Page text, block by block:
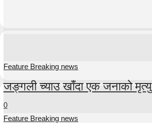
Feature Breaking news
जङ्गली च्याउ खाँदा एक जनाको मृत्यु
0
Feature Breaking news